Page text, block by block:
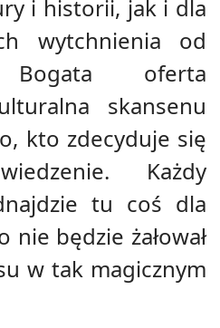
i historii, jak i dla
wytchnienia od
Bogata oferta
skansenu
kto zdecyduje się
Każdy
tu coś dla
będzie żałował
w tak magicznym